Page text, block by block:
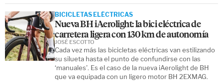
BICICLETAS ELÉCTRICAS
Nueva BH iAerolight: la bici eléctrica de
carretera ligera con 130 km de autonomía
Cada vez más las bicicletas eléctricas van estilizando
su silueta hasta el punto de confundirse con las
‘manuales'. Es el caso de la nueva iAerolight de BH
que va equipada con un ligero motor BH 2EXMAG.
JOSÉ ESCOTTO